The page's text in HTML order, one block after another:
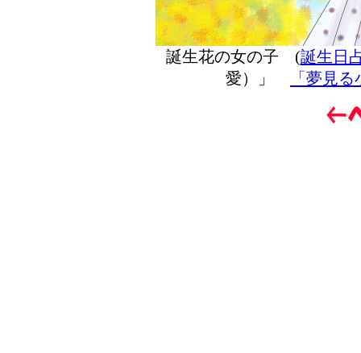
誕生花の女の子 (誕生日
愛）」
「夢見